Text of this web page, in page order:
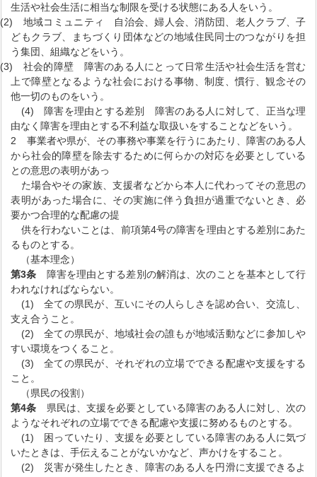
生活や社会生活に相当な制限を受ける状態にある人をいう。
地域コミュニティ 自治会、婦人会、消防団、老人クラブ、子
どもクラブ、まちづくり団体などの地域住民同士のつながりを担
う集団、組織などをいう。
社会的障壁 障害のある人にとって日常生活や社会生活を営む
上で障壁となるような社会における事物、制度、慣行、観念その
他一切のものをいう。
(4) 障害を理由とする差別 障害のある人に対して、正当な理
由なく障害を理由とする不利益な取扱いをすることなどをいう。
2 事業者や県が、その事務や事業を行うにあたり、障害のある人
から社会的障壁を除去するために何らかの対応を必要としている
との意思の表明があっ
た場合やその家族、支援者などから本人に代わってその意思の
表明があった場合に、その実施に伴う負担が過重でないとき、必
要かつ合理的な配慮の提
供を行わないことは、前項第4号の障害を理由とする差別にあた
るものとする。
（基本理念）
第3条 障害を理由とする差別の解消は、次のことを基本として行
われなければならない。
(1) 全ての県民が、互いにその人らしさを認め合い、交流し、
支え合うこと。
(2) 全ての県民が、地域社会の誰もが地域活動などに参加しや
すい環境をつくること。
(3) 全ての県民が、それぞれの立場でできる配慮や支援をする
こと。
（県民の役割）
第4条 県民は、支援を必要としている障害のある人に対し、次の
ようなそれぞれの立場でできる配慮や支援に努めるものとする。
(1) 困っていたり、支援を必要としている障害のある人に気づ
いたときは、手伝えることがないかなど、声かけをすること。
(2) 災害が発生したとき、障害のある人を円滑に支援できるよ